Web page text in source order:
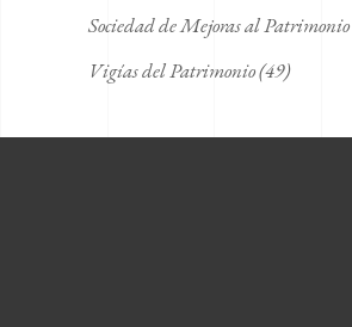
Sociedad de Mejoras al Patrimonio
Vigías del Patrimonio(49)